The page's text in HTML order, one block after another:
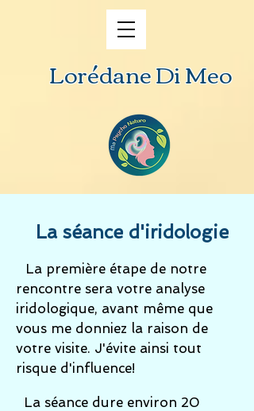
Lorédane Di Meo
La séance d'iridologie
La première étape de notre
rencontre sera votre analyse
iridologique, avant même que
vous me donniez la raison de
votre visite. J'évite ainsi tout
risque d'influence!
La séance dure environ 20